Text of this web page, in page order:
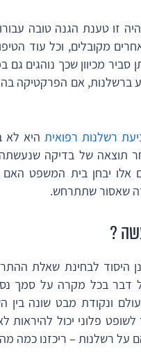
זו טענת הגנה טובה
מקובלים, וכל עוד
מכיוון שכך נוהגים גם
אם הפרקטיקה בה
רשלנות רפואיתהיא לא
תוצאה של בדיקה
יבחן בית המשפט האם
שאסור שתתרחש.
?
היסוד לבחינת שאלת
בכל מקרה על סמך
ונקודת מבט שונה בין
פלוני יכול להיראות
על רשלנות – ריכזנו כמה